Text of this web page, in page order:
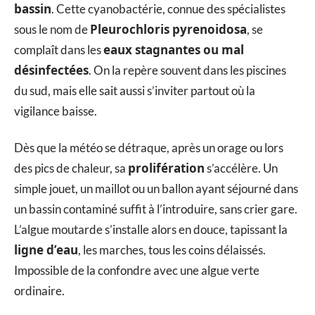
bassin. Cette cyanobactérie, connue des spécialistes
sous le nom dePleurochloris pyrenoidosa, se
complaît dans leseaux stagnantes ou mal
désinfectées. On la repère souvent dans les piscines
du sud, mais elle sait aussi s’inviter partout où la
vigilance baisse.
Dès que la météo se détraque, après un orage ou lors
des pics de chaleur, sa proliférations’accélère. Un
simple jouet, un maillot ou un ballon ayant séjourné dans
un bassin contaminé suffit à l’introduire, sans crier gare.
L’algue moutarde s’installe alors en douce, tapissant la
ligne d’eau, les marches, tous les coins délaissés.
Impossible de la confondre avec une algue verte
ordinaire.